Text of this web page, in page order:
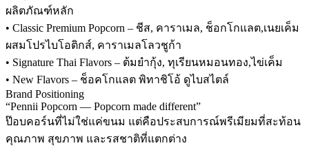
ผลิตภัณฑ์หลัก
• Classic Premium Popcorn – ชีส, คาราเมล, ช็อกโกแลต,เนยเค็ม
ผสมโปรไบโอติกส์, คาราเมลโลวชูก้า
• Signature Thai Flavors – ต้มยำกุ้ง, ทุเรียนหมอนทอง,ไข่เค็ม
• New Flavors – ช็อคโกแลต พิทาชิโอ้ ดูไบสไตล์
Brand Positioning
“Pennii Popcorn — Popcorn made different”
ป๊อบคอร์นที่ไม่ใช่แค่ขนม แต่คือประสบการณ์พรีเมียมที่สะท้อน
คุณภาพ สุขภาพ และรสชาติที่แตกต่าง